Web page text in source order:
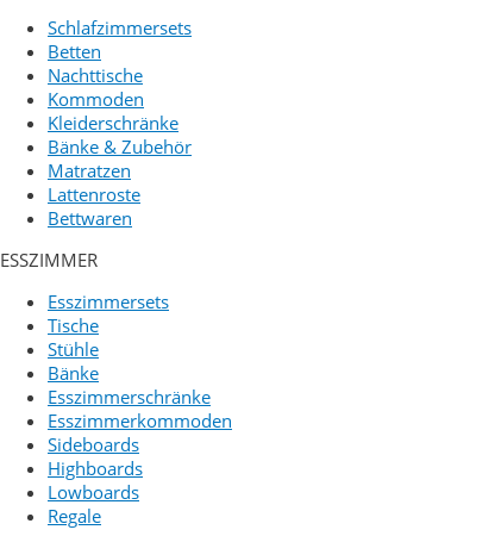
Schlafzimmersets
Betten
Nachttische
Kommoden
Kleiderschränke
Bänke & Zubehör
Matratzen
Lattenroste
Bettwaren
ESSZIMMER
Esszimmersets
Tische
Stühle
Bänke
Esszimmerschränke
Esszimmerkommoden
Sideboards
Highboards
Lowboards
Regale